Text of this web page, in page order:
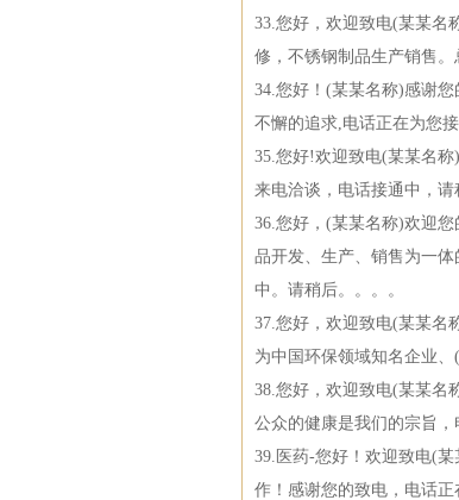
33.您好，欢迎致电(某某名
修，不锈钢制品生产销售。
34.您好！(某某名称)感谢
不懈的追求,电话正在为您
35.您好!欢迎致电(某某名
来电洽谈，电话接通中，请
36.您好，(某某名称)欢迎
品开发、生产、销售为一
中。请稍后。。。。
37.您好，欢迎致电(某某名
为中国环保领域知名企业
38.您好，欢迎致电(某某名
公众的健康是我们的宗旨
39.医药-您好！欢迎致电(
作！感谢您的致电，电话正